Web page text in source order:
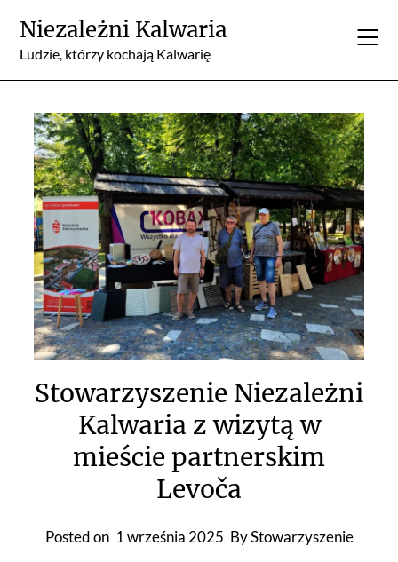
content
Niezależni Kalwaria
Ludzie, którzy kochają Kalwarię
Stowarzyszenie Niezależni
Kalwaria z wizytą w
mieście partnerskim
Levoča
Posted on 1 września 2025 By Stowarzyszenie